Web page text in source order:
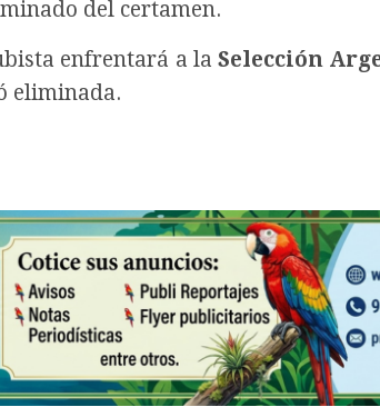
del certamen.
enfrentará a la Selección
eliminada.